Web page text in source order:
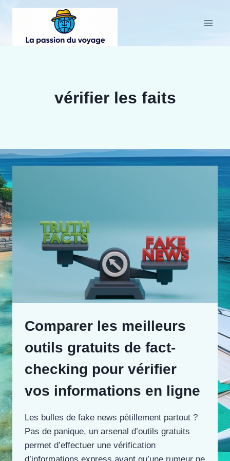
Aller
contenu
vérifier les faits
Comparer les meilleurs
outils gratuits de fact-
checking pour vérifier
vos informations en ligne
Les bulles de fake news pétillement partout ?
Pas de panique, un arsenal d’outils gratuits
permet d’effectuer une vérification
d’informations express avant qu’une rumeur ne